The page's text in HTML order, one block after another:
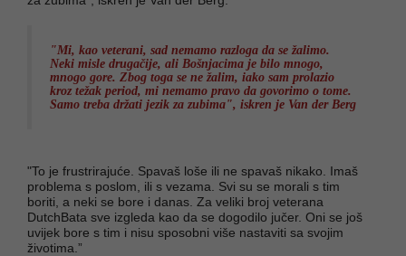
"Mi, kao veterani, sad nemamo razloga da se žalimo.
Neki misle drugačije, ali Bošnjacima je bilo mnogo,
mnogo gore. Zbog toga se ne žalim, iako sam prolazio
kroz težak period, mi nemamo pravo da govorimo o tome.
Samo treba držati jezik za zubima", iskren je Van der Berg
"To je frustrirajuće. Spavaš loše ili ne spavaš nikako. Imaš
problema s poslom, ili s vezama. Svi su se morali s tim
boriti, a neki se bore i danas. Za veliki broj veterana
DutchBata sve izgleda kao da se dogodilo jučer. Oni se još
uvijek bore s tim i nisu sposobni više nastaviti sa svojim
životima.”